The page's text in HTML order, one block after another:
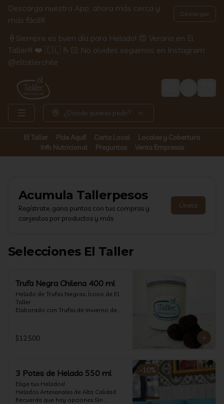
Descarga nuestra App, ahora más cerca y
más fácil!!!
Descargar
🍦Siempre es buen día para Helado! 😍 Verano en El
Taller!!! ❤️ 🇨🇱 🫰🏻 No olvides seguirnos en Instagram
@eltallerchile
Login
¿Dónde quieres pedir?
El Taller Pide Aquí! Carta Local
Locales y Cobertura
Info Nutricional
Preguntas Venta Empresas
Acumula Tallerpesos
Regístrate, gana puntos con tus compras y
canjealos por productos y más
Únete
Selecciones El Taller
Trufa Negra Chilena 400 ml
Helado de Trufas Negras, Ícono de El
Taller
Elaborado con Trufas de Invierno de
cremoso y con un delicado proceso
para obtener una experiencia
esta Edición es muy Limitada,
aproveche ya de vivir esta fantástica
experiencia!!
$12.500
-10%
3 Potes de Helado 550 ml
Elige tus Helados!
Helados Artesanales de Alta Calidad
Recuerda que hay opciones Sin